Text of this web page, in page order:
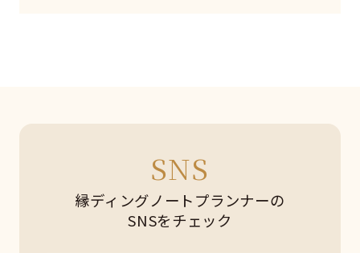
SNS
縁ディングノートプランナーの
SNSをチェック